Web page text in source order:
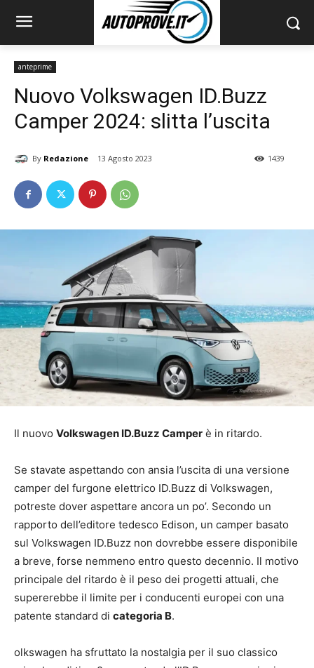
anteprime
Nuovo Volkswagen ID.Buzz
Camper 2024: slitta l’uscita
By Redazione 13 Agosto 2023 1439
Il nuovo Volkswagen ID.Buzz Camper è in ritardo.
Se stavate aspettando con ansia l’uscita di una versione
camper del furgone elettrico ID.Buzz di Volkswagen,
potreste dover aspettare ancora un po’. Secondo un
rapporto dell’editore tedesco Edison, un camper basato
sul Volkswagen ID.Buzz non dovrebbe essere disponibile
a breve, forse nemmeno entro questo decennio. Il motivo
principale del ritardo è il peso dei progetti attuali, che
supererebbe il limite per i conducenti europei con una
patente standard di categoria B.
olkswagen ha sfruttato la nostalgia per il suo classico